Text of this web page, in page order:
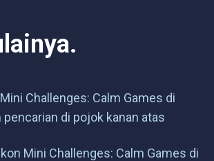
Challenges: Calm Games di
pencarian di pojok kanan atas
Mini Challenges: Calm Games di